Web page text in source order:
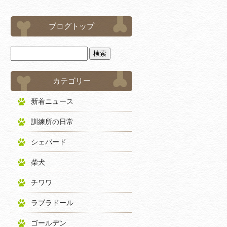
ブログトップ
カテゴリー
新着ニュース
訓練所の日常
シェパード
柴犬
チワワ
ラブラドール
ゴールデン